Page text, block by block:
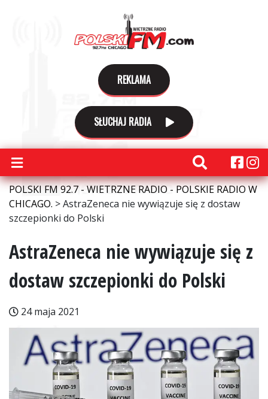
REKLAMA
SŁUCHAJ RADIA
POLSKI FM 92.7 - WIETRZNE RADIO - POLSKIE RADIO W
CHICAGO. >AstraZeneca nie wywiązuje się z dostaw
szczepionki do Polski
AstraZeneca nie wywiązuje się z
dostaw szczepionki do Polski
24 maja 2021